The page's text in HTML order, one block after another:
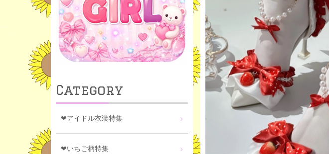
Category
❤アイドル衣装特集
❤いちご柄特集